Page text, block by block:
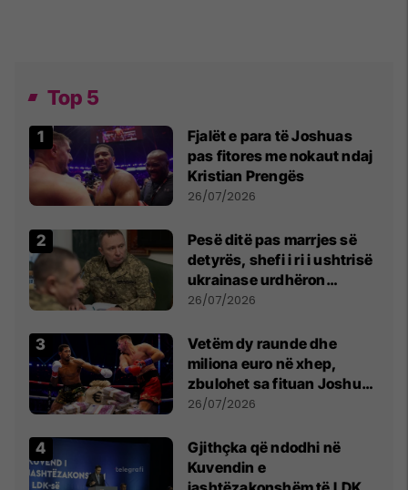
Top 5
Fjalët e para të Joshuas
pas fitores me nokaut ndaj
Kristian Prengës
26/07/2026
Pesë ditë pas marrjes së
detyrës, shefi i ri i ushtrisë
ukrainase urdhëron
kontroll të madh
26/07/2026
Vetëm dy raunde dhe
miliona euro në xhep,
zbulohet sa fituan Joshua
e Prenga
26/07/2026
Gjithçka që ndodhi në
Kuvendin e